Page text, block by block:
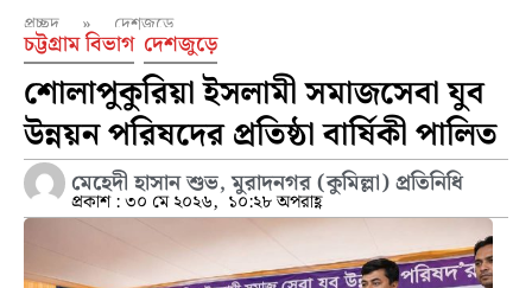
প্রচ্ছদ » দেশজুড়ে
চট্টগ্রাম বিভাগ দেশজুড়ে
শোলাপুকুরিয়া ইসলামী সমাজসেবা যুব
উন্নয়ন পরিষদের প্রতিষ্ঠা বার্ষিকী পালিত
মেহেদী হাসান শুভ, মুরাদনগর (কুমিল্লা) প্রতিনিধি
প্রকাশ :৩০ মে ২০২৬, ১০:২৮ অপরাহ্ণ